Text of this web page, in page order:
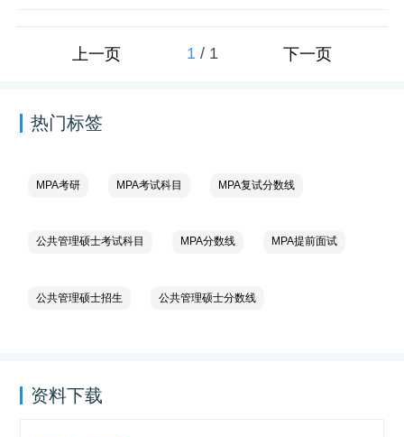
上一页 1 / 1 下一页
热门标签
MPA考研 MPA考试科目 MPA复试分数线
公共管理硕士考试科目 MPA分数线 MPA提前面试
公共管理硕士招生 公共管理硕士分数线
资料下载